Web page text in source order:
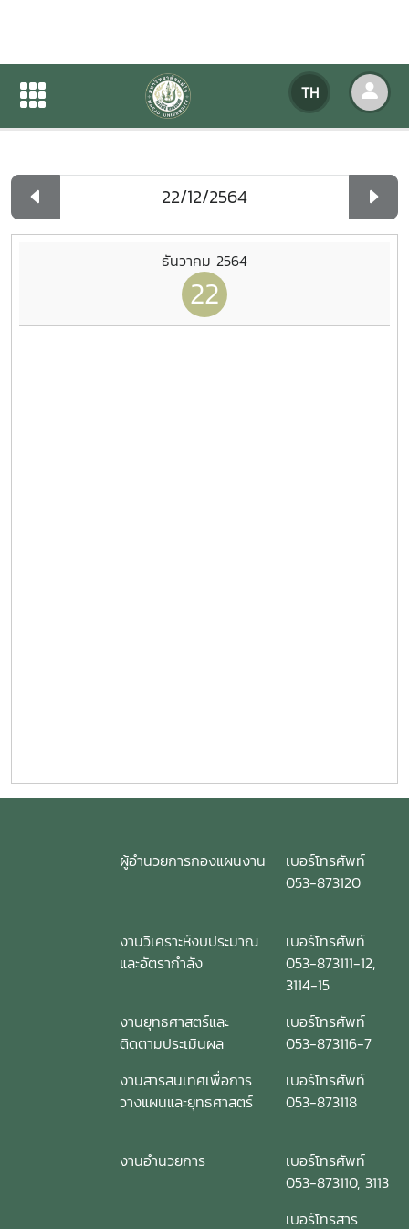
TH
ปฏิทินกิจกรรมของหน่วยงาน
ปฏิทินกิจกรรมของหน่วยงาน
ธันวาคม 2564
22
ผู้อำนวยการกองแผนงาน
เบอร์โทรศัพท์
053-873120
งานวิเคราะห์งบประมาณ
และอัตรากำลัง
เบอร์โทรศัพท์
053-873111-12,
3114-15
งานยุทธศาสตร์และ
ติดตามประเมินผล
เบอร์โทรศัพท์
053-873116-7
งานสารสนเทศเพื่อการ
วางแผนและยุทธศาสตร์
เบอร์โทรศัพท์
053-873118
งานอำนวยการ
เบอร์โทรศัพท์
053-873110, 3113
เบอร์โทรสาร